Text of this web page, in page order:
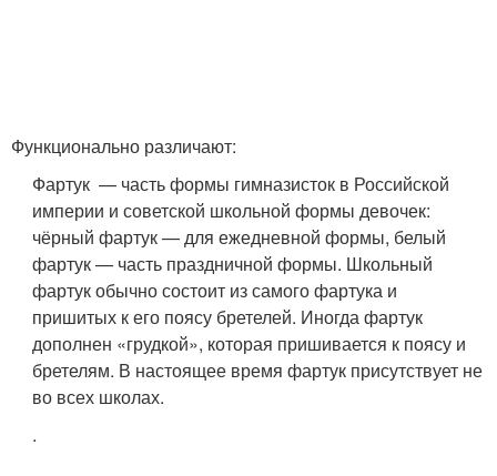
Функционально различают:
Фартук — часть формы гимназисток в Российской
империи и советской школьной формы девочек:
чёрный фартук — для ежедневной формы, белый
фартук — часть праздничной формы. Школьный
фартук обычно состоит из самого фартука и
пришитых к его поясу бретелей. Иногда фартук
дополнен «грудкой», которая пришивается к поясу и
бретелям. В настоящее время фартук присутствует не
во всех школах.
.